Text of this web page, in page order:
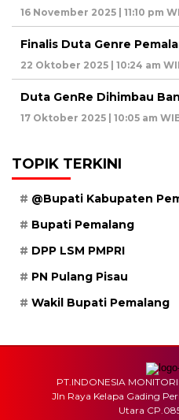
16 November 2025 | 11:10 pm
Finalis Duta Genre
22 Oktober 2025 | 10:24 am
Duta GenRe Dihimbau
17 Oktober 2025 | 10:05 am
TOPIK TERKINI
@Bupati Kabupaten
Bupati Pemalang
DPP LSM PMPRI
PN Pulang Pisau
Wakil Bupati Pemalang
PT.INDONESIA
Jln Raya Kelapa Gading
Utara